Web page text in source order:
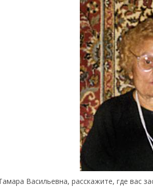
Васильевна, расскажите, где вас